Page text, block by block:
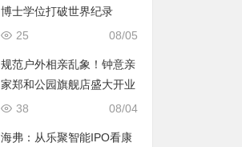
博士学位打破世界纪录
08/05
25
规范户外相亲乱象！钟意亲
家郑和公园旗舰店盛大开业
08/04
38
海弗：从乐聚智能IPO看康